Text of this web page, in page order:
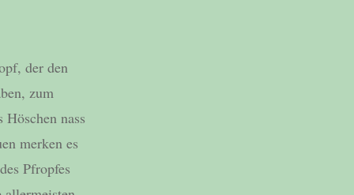
der den
zum
nass
merken es
Pfropfes